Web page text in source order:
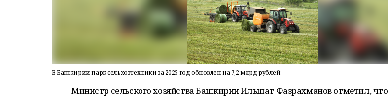
В Башкирии парк сельхозтехники за 2025 год обновлен на 7,2 млрд рублей
Министр сельского хозяйства Башкирии Ильшат Фазрахманов отметил, что